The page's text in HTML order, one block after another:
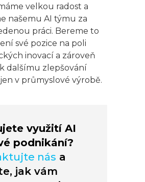
velkou radost a
našemu AI týmu za
práci. Bereme to
své pozice na poli
inovací a zároveň
dalšímu zlepšování
v průmyslové výrobě.
využití AI
podnikání?
nás a
jak vám